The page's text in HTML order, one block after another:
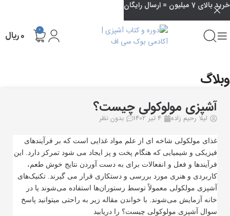
0 ۰ریال
وبلاگ
آشپزی مولوکولی چیست؟
لیلا رحیم زاده 4 تیر 1402 بدون نظر
غذای مولکولی شاخه ای از علم مواد غذایی است که بر فرآیندهای
فیزیکی و شیمیایی که هنگام پخت و پز ایجاد می شود تمرکز دارد. این
فرآیندها و فعل و انفعالات برای به دست آوردن نتایج خوش طعم،
کاربردی و هنری مورد بررسی و دستکاری قرار می گیرند. تکنیک‌های
آشپزی مولکولی معمولاً توسط رستوران‌ها استفاده می‌شوند یا در
خانه آزمایش می‌شوند.
سوال آشپزی مولوکولی چیست؟ را دریابید
خرید بالای 7 میلیون = ارسال رایگان